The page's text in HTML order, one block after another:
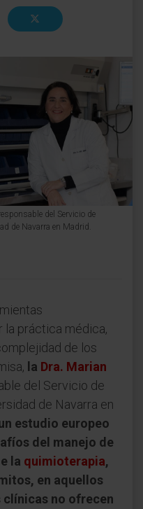
del Servicio de
de Navarra en Madrid.
la práctica médica,
de los
la Dra. Marian
del Servicio de
de Navarra en
estudio europeo
del manejo de
la quimioterapia,
en aquellos
clínicas no ofrecen